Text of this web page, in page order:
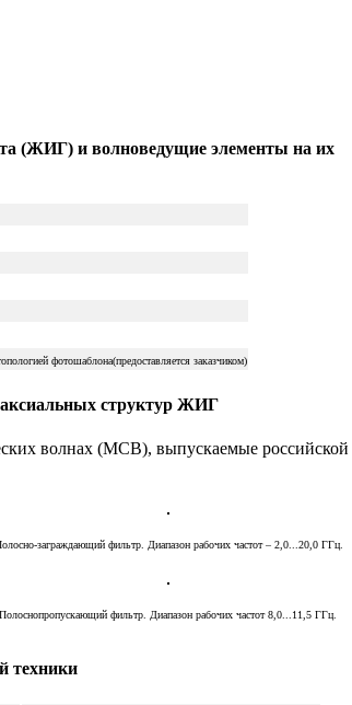
(ЖИГ) и волноведущие элементы на их
фотошаблона(предоставляется заказчиком)
структур ЖИГ
волнах (МСВ), выпускаемые российской
заграждающий фильтр. Диапазон рабочих частот – 2,0...20,0 ГГц.
Полоснопропускающий фильтр. Диапазон рабочих частот 8,0...11,5 ГГц.
техники